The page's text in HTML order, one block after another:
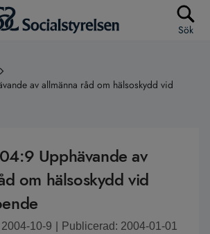
Sök
av allmänna råd om hälsoskydd vid
Upphävande av
om hälsoskydd vid
10-9 Publicerad: 2004-01-01